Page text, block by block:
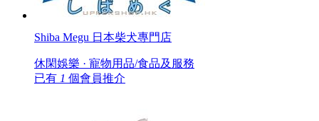
Shiba Megu 日本柴犬專門店
休閑娛樂 · 寵物用品/食品及服務
已有 1 個會員推介